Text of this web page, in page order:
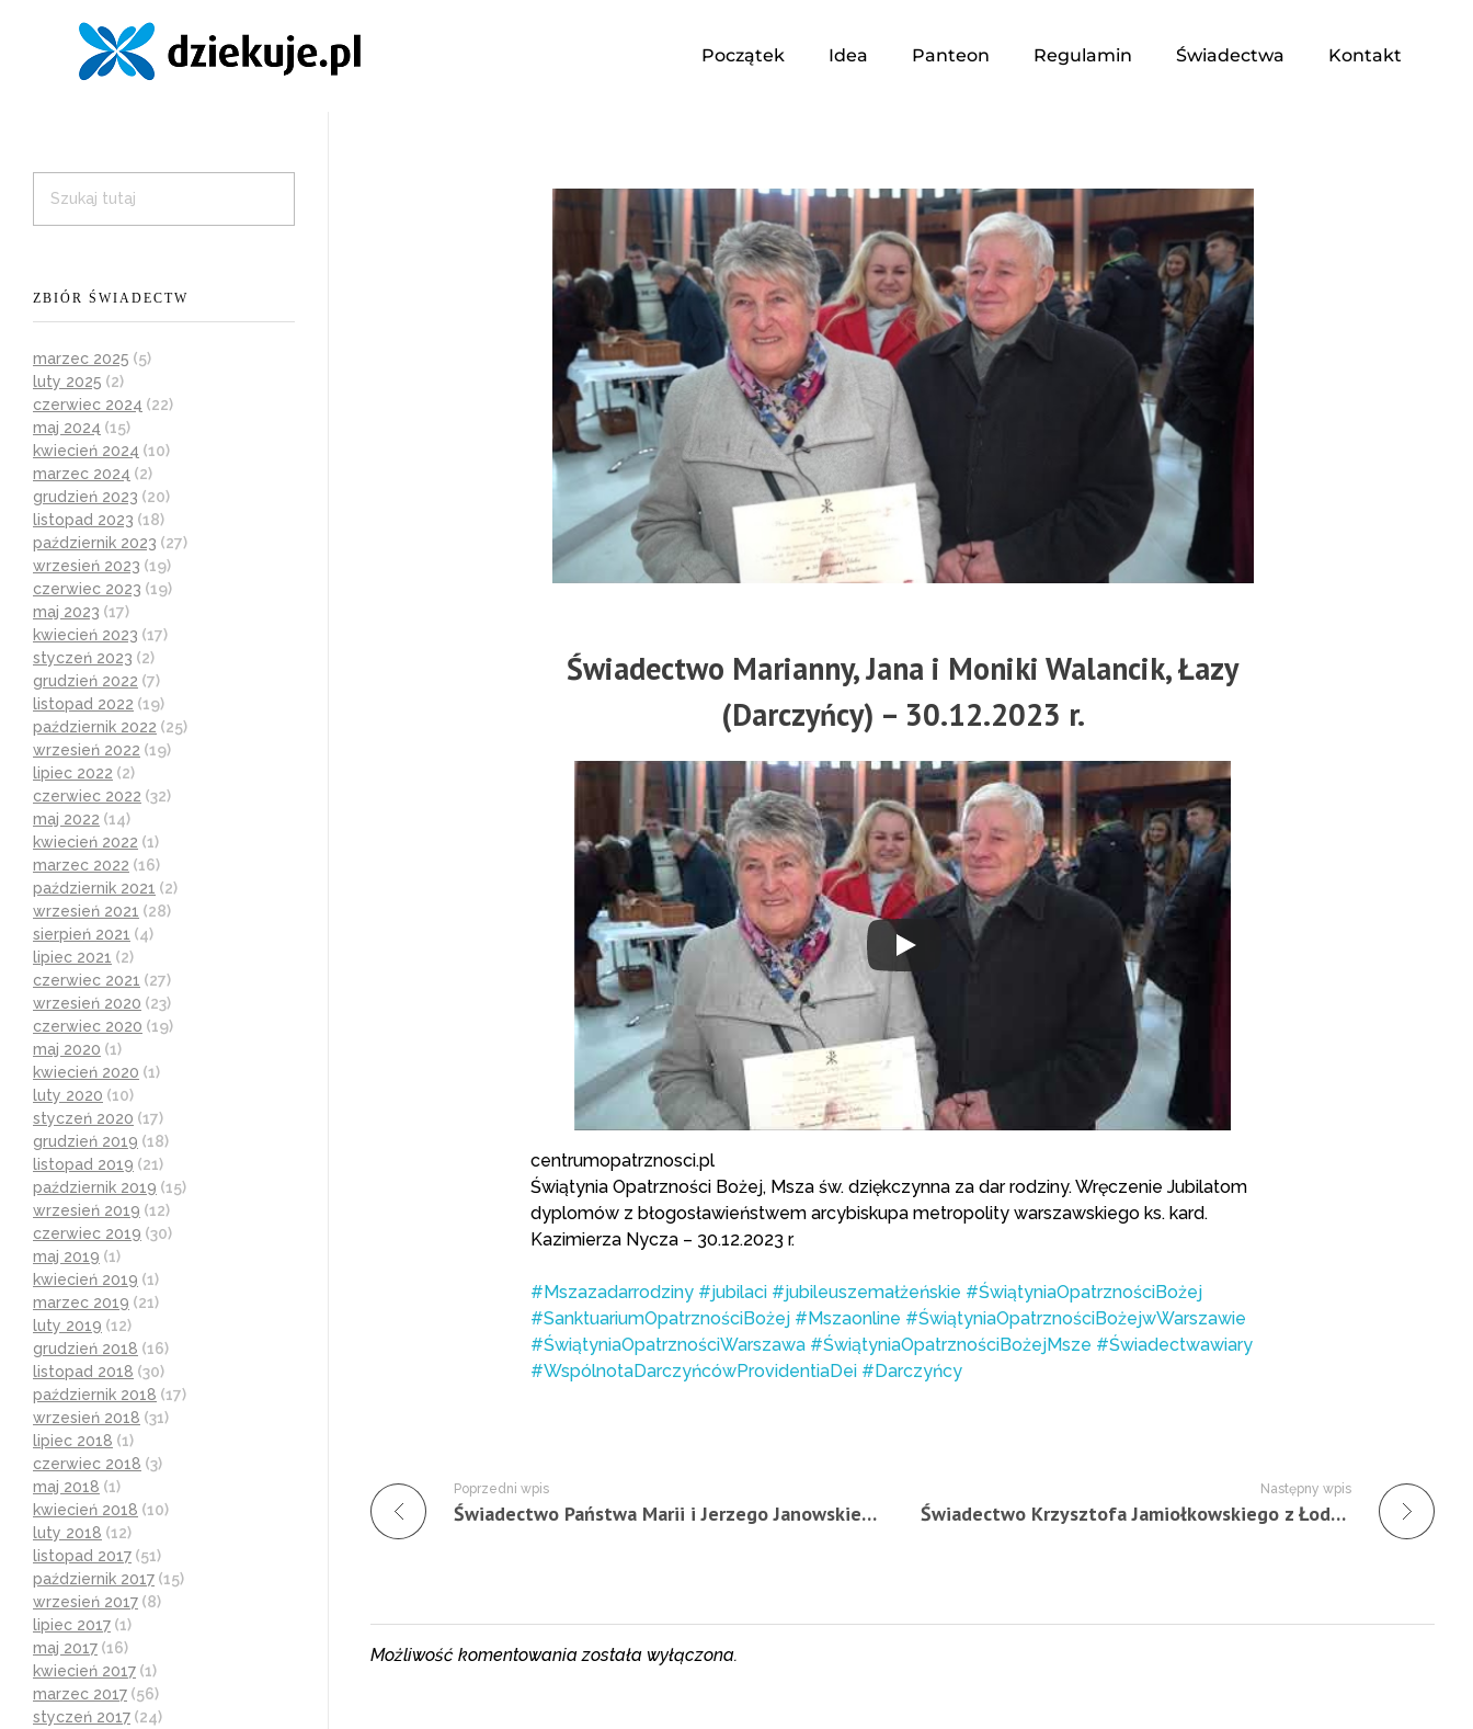
Początek Idea Panteon Regulamin Świadectwa Kontakt
Świadectwo Marianny, Jana i Moniki Walancik, Łazy
(Darczyńcy) – 30.12.2023 r.
centrumopatrznosci.pl
Świątynia Opatrzności Bożej, Msza św. dziękczynna za dar rodziny. Wręczenie Jubilatom
dyplomów z błogosławieństwem arcybiskupa metropolity warszawskiego ks. kard.
Kazimierza Nycza – 30.12.2023 r.
#Mszazadarrodziny #jubilaci #jubileuszemałżeńskie #ŚwiątyniaOpatrznościBożej
#SanktuariumOpatrznościBożej #Mszaonline #ŚwiątyniaOpatrznościBożejwWarszawie
#ŚwiątyniaOpatrznościWarszawa #ŚwiątyniaOpatrznościBożejMsze #Świadectwawiary
#WspólnotaDarczyńcówProvidentiaDei #Darczyńcy
Poprzedni wpis
Świadectwo Państwa Marii i Jerzego Janowskiego z Błonia (Darczyńcy) – 30.12.2023 r.
Następny wpis
Świadectwo Krzysztofa Jamiołkowskiego z Łodzi (Darczyńca) – 30.12.2023 r.
Możliwość komentowania została wyłączona.
ZBIÓR ŚWIADECTW
marzec 2025 (5)
luty 2025 (2)
czerwiec 2024 (22)
maj 2024 (15)
kwiecień 2024 (10)
marzec 2024 (2)
grudzień 2023 (20)
listopad 2023 (18)
październik 2023 (27)
wrzesień 2023 (19)
czerwiec 2023 (19)
maj 2023 (17)
kwiecień 2023 (17)
styczeń 2023 (2)
grudzień 2022 (7)
listopad 2022 (19)
październik 2022 (25)
wrzesień 2022 (19)
lipiec 2022 (2)
czerwiec 2022 (32)
maj 2022 (14)
kwiecień 2022 (1)
marzec 2022 (16)
październik 2021 (2)
wrzesień 2021 (28)
sierpień 2021 (4)
lipiec 2021 (2)
czerwiec 2021 (27)
wrzesień 2020 (23)
czerwiec 2020 (19)
maj 2020 (1)
kwiecień 2020 (1)
luty 2020 (10)
styczeń 2020 (17)
grudzień 2019 (18)
listopad 2019 (21)
październik 2019 (15)
wrzesień 2019 (12)
czerwiec 2019 (30)
maj 2019 (1)
kwiecień 2019 (1)
marzec 2019 (21)
luty 2019 (12)
grudzień 2018 (16)
listopad 2018 (30)
październik 2018 (17)
wrzesień 2018 (31)
lipiec 2018 (1)
czerwiec 2018 (3)
maj 2018 (1)
kwiecień 2018 (10)
luty 2018 (12)
listopad 2017 (51)
październik 2017 (15)
wrzesień 2017 (8)
lipiec 2017 (1)
maj 2017 (16)
kwiecień 2017 (1)
marzec 2017 (56)
styczeń 2017 (24)